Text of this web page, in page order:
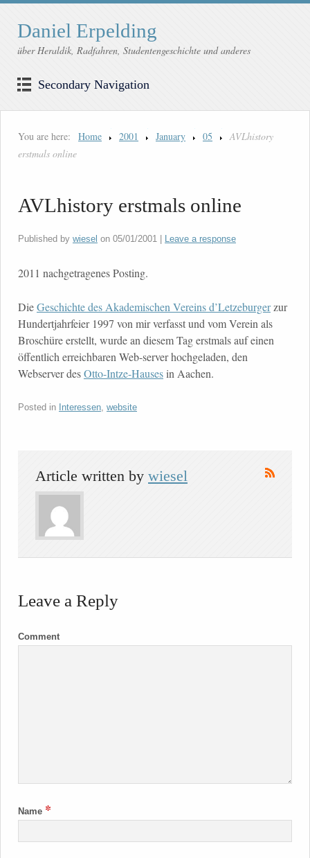
Daniel Erpelding
über Heraldik, Radfahren, Studentengeschichte und anderes
Secondary Navigation
You are here: Home 2001 January 05
AVLhistory
erstmals online
AVLhistory erstmals online
Published by wiesel on 05/01/2001 Leave a response
2011 nachgetragenes Posting.
DieGeschichte des Akademischen Vereins d’Letzeburgerzur
Hundertjahrfeier 1997 von mir verfasst und vom Verein als
Broschüre erstellt, wurde an diesem Tag erstmals auf einen
öffentlich erreichbaren Web-server hochgeladen, den
Webserver desOtto-Intze-Hausesin Aachen.
Posted in Interessen, website
Article written by wiesel
Leave a Reply
Comment
Name *